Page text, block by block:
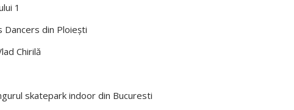
1
din Ploiești
Chirilă
skatepark indoor din Bucuresti